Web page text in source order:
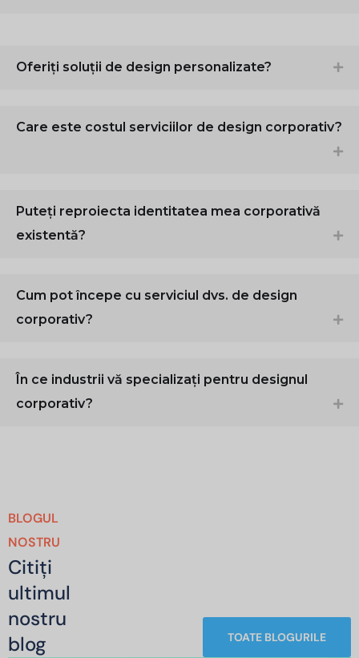
Oferiți soluții de design personalizate?
Care este costul serviciilor de design corporativ?
Puteți reproiecta identitatea mea corporativă
existentă?
Cum pot începe cu serviciul dvs. de design
corporativ?
În ce industrii vă specializați pentru designul
corporativ?
BLOGUL
NOSTRU
Citiți
ultimul
nostru
blog
TOATE BLOGURILE